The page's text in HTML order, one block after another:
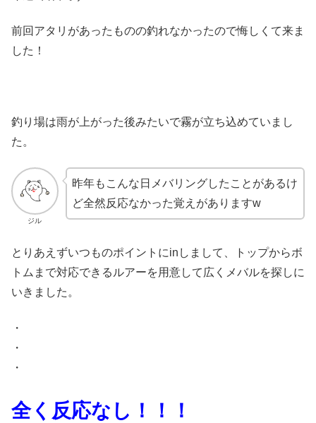
前回アタリがあったものの釣れなかったので悔しくて来ま
した！
釣り場は雨が上がった後みたいで霧が立ち込めていまし
た。
ジル
昨年もこんな日メバリングしたことがあるけ
ど全然反応なかった覚えがありますw
とりあえずいつものポイントにinしまして、トップからボ
トムまで対応できるルアーを用意して広くメバルを探しに
いきました。
・
・
・
全く反応なし！！！